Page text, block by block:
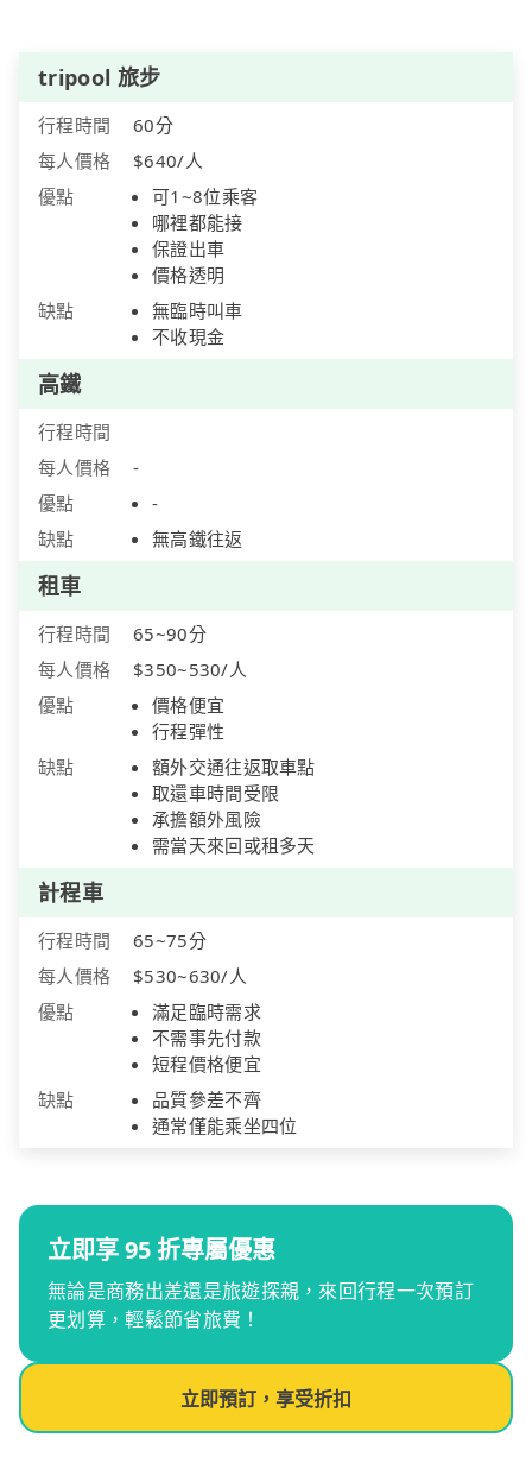
tripool 旅步
行程時間
60分
每人價格
$640/人
優點
可1~8位乘客
哪裡都能接
保證出車
價格透明
缺點
無臨時叫車
不收現金
高鐵
行程時間
每人價格
-
優點
-
缺點
無高鐵往返
租車
行程時間
65~90分
每人價格
$350~530/人
優點
價格便宜
行程彈性
缺點
額外交通往返取車點
取還車時間受限
承擔額外風險
需當天來回或租多天
計程車
行程時間
65~75分
每人價格
$530~630/人
優點
滿足臨時需求
不需事先付款
短程價格便宜
缺點
品質參差不齊
通常僅能乘坐四位
立即享 95 折專屬優惠
無論是商務出差還是旅遊探親，來回行程一次預訂
更划算，輕鬆節省旅費！
立即預訂，享受折扣